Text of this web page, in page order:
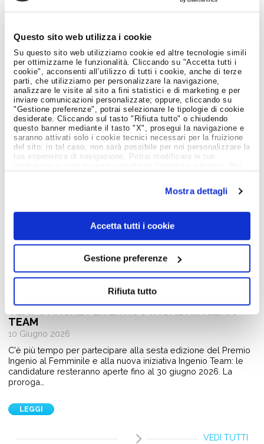
Questo sito web utilizza i cookie
Su questo sito web utilizziamo cookie ed altre tecnologie simili
per ottimizzarne le funzionalità. Cliccando su "Accetta tutti i
cookie", acconsenti all’utilizzo di tutti i cookie, anche di terze
parti, che utilizziamo per personalizzare la navigazione,
analizzare le visite al sito a fini statistici e di marketing e per
inviare comunicazioni personalizzate; oppure, cliccando su
"Gestione preferenze", potrai selezionare le tipologie di cookie
desiderate. Cliccando sul tasto "Rifiuta tutto" o chiudendo
questo banner mediante il tasto "X", prosegui la navigazione e
saranno attivati solo i cookie tecnici necessari per la fruizione
del sito; in tal caso, non sarà possibile per noi personalizzare la
tua esperienza di navigazione. Potrai modificare le tue
Mostra dettagli
Accetta tutti i cookie
Gestione preferenze
Rifiuta tutto
Job Meeting
MAGAZINE
Notizie dal Mondo del Lavoro
Giovani e Lavoro
PREMIO INGENIO AL FEMMINILE 2026:
CANDIDATURE APERTE FINO AL 30 GIUGNO. PIÙ
TEMPO ANCHE PER LA NUOVA SFIDA INGENIO
TEAM
10 Giugno 2026
C'è più tempo per partecipare alla sesta edizione del Premio
Ingenio al Femminile e alla nuova iniziativa Ingenio Team: le
candidature resteranno aperte fino al 30 giugno 2026. La
proroga…
LEGGI
VEDI TUTTI